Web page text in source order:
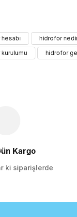
için teşekkür ederiz.
hidrofor
hidrofor
Kargo
ki siparişlerde